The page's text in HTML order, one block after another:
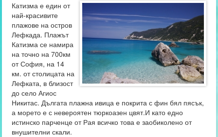
Катизма е един от
най-красивите
плажове на остров
Лефкада. Плажът
Катизма се намира
на точно на 700км
от София, на 14
км. от столицата на
Лефката, в близост
до село Агиос
Никитас. Дългата плажна ивица е покрита с фин бял пясък,
а морето е с невероятен тюркоазен цвят.И като едно
истинско парченце от Рая всичко това е заобиколено от
внушителни скали.